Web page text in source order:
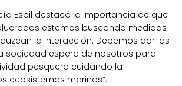
Espil destacó la importancia de que
estemos buscando medidas
la interacción. Debemos dar las
sociedad espera de nosotros para
pesquera cuidando la
ecosistemas marinos”.